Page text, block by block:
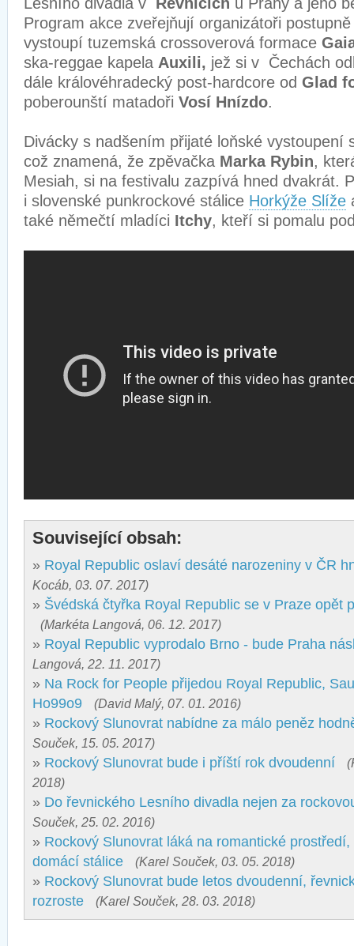
Program akce zveřejňují organizátoři
vystoupí tuzemská crossoverová formace
ska-reggae kapela Auxili, jež si v Čechách
dále královéhradecký post-hardcore od Glad
poberounští matadoři Vosí Hnízdo.
Divácky s nadšením přijaté loňské vystoupení
což znamená, že zpěvačka Marka Rybin,
Mesiah, si na festivalu zazpívá hned dvakrát.
i slovenské punkrockové stálice Horkýže Slíže
také němečtí mladíci Itchy, kteří si pomalu
Související obsah:
» Royal Republic oslaví desáté narozeniny v ČR
Kocáb, 03. 07. 2017)
» Švédská čtyřka Royal Republic se v Praze opět
(Markéta Langová, 06. 12. 2017)
» Royal Republic vyprodalo Brno - bude Praha
Langová, 22. 11. 2017)
» Na Rock for People přijedou Royal Republic,
Ho99o9
(David Malý, 07. 01. 2016)
» Rockový Slunovrat nabídne za málo peněz
Souček, 15. 05. 2017)
» Rockový Slunovrat bude i příští rok dvoudenní
2018)
» Do řevnického Lesního divadla nejen za
Souček, 25. 02. 2016)
» Rockový Slunovrat láká na romantické
domácí stálice
(Karel Souček, 03. 05. 2018)
» Rockový Slunovrat bude letos dvoudenní,
rozroste
(Karel Souček, 28. 03. 2018)